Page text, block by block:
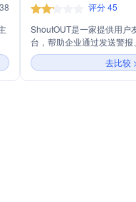
评分 45
ShoutOUT是一家提供用户
台，帮助企业通过发送警
接和营销活动来增加客户
同联系群体，实现精准营
全渠道消息平台，以促进业
去比较